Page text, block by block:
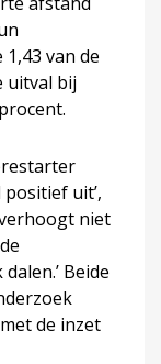
van de
uitval bij
uit’,
niet
Beide
de inzet